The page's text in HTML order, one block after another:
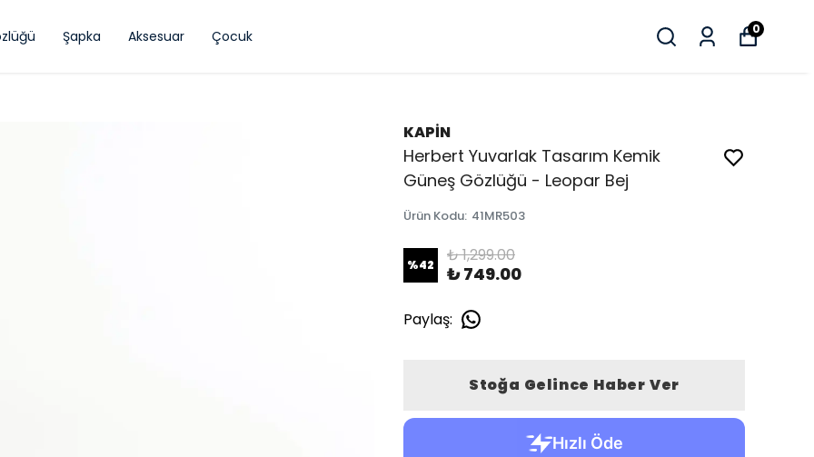
Şapka Aksesuar Çocuk 0
KAPİN
Herbert Yuvarlak Tasarım Kemik
Güneş Gözlüğü - Leopar Bej
Ürün Kodu: 41MR503
%42 ₺ 1,299.00
₺ 749.00
Paylaş:
Stoğa Gelince Haber Ver